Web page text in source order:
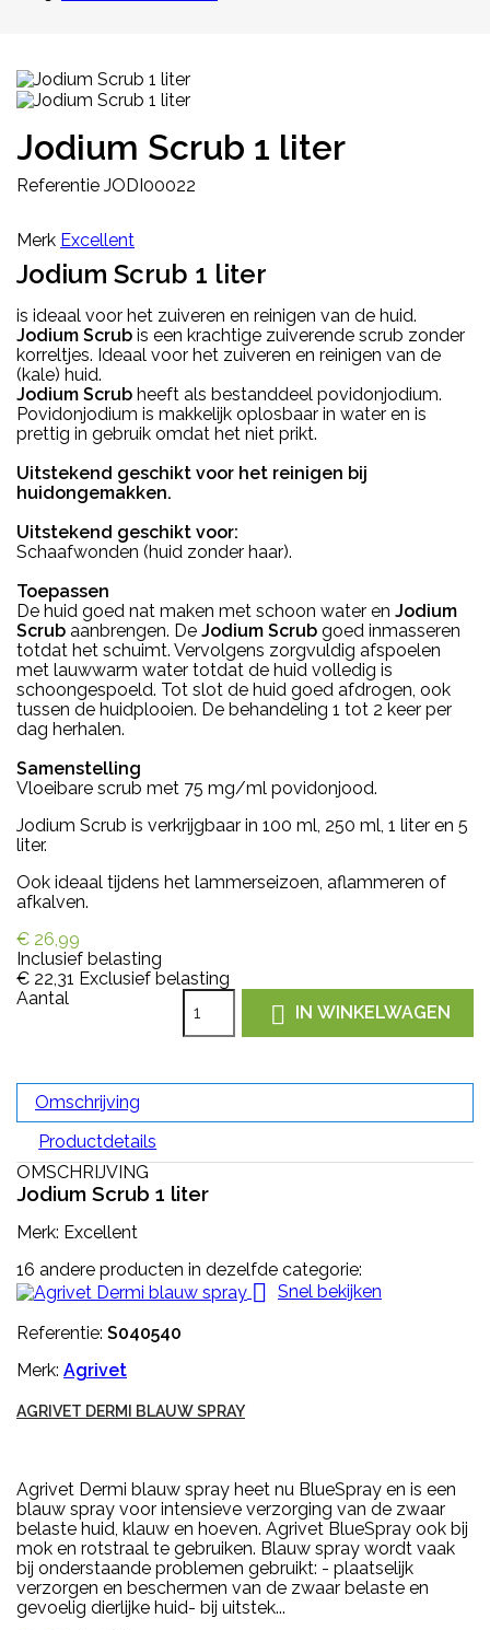
Jodium Scrub 1 liter
Referentie JODI00022
Merk Excellent
Jodium Scrub 1 liter
is ideaal voor het zuiveren en reinigen van de huid.
Jodium Scrub is een krachtige zuiverende scrub zonder
korreltjes. Ideaal voor het zuiveren en reinigen van de
(kale) huid.
Jodium Scrub heeft als bestanddeel povidonjodium.
Povidonjodium is makkelijk oplosbaar in water en is
prettig in gebruik omdat het niet prikt.
Uitstekend geschikt voor het reinigen bij
huidongemakken.
Uitstekend geschikt voor:
Schaafwonden (huid zonder haar).
Toepassen
De huid goed nat maken met schoon water en Jodium
Scrub aanbrengen. De Jodium Scrub goed inmasseren
totdat het schuimt. Vervolgens zorgvuldig afspoelen
met lauwwarm water totdat de huid volledig is
schoongespoeld. Tot slot de huid goed afdrogen, ook
tussen de huidplooien. De behandeling 1 tot 2 keer per
dag herhalen.
Samenstelling
Vloeibare scrub met 75 mg/ml povidonjood.
Jodium Scrub is verkrijgbaar in 100 ml, 250 ml, 1 liter en 5
liter.
Ook ideaal tijdens het lammerseizoen, aflammeren of
afkalven.
€ 26,99
Inclusief belasting
€ 22,31 Exclusief belasting
Aantal
 IN WINKELWAGEN
Omschrijving
Productdetails
OMSCHRIJVING
Jodium Scrub 1 liter
Merk: Excellent
16 andere producten in dezelfde categorie:
 Snel bekijken
Referentie: S040540
Merk: Agrivet
AGRIVET DERMI BLAUW SPRAY
Agrivet Dermi blauw spray heet nu BlueSpray en is een
blauw spray voor intensieve verzorging van de zwaar
belaste huid, klauw en hoeven. Agrivet BlueSpray ook bij
mok en rotstraal te gebruiken. Blauw spray wordt vaak
bij onderstaande problemen gebruikt: - plaatselijk
verzorgen en beschermen van de zwaar belaste en
gevoelig dierlijke huid- bij uitstek...